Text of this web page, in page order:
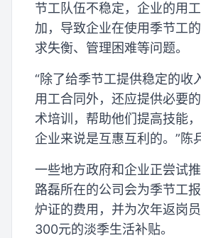
节工队伍不稳定，企业的用
加，导致企业在使用季节工
求失衡、管理困难等问题。
“除了给季节工提供稳定的收
用工合同外，还应提供必要
术培训，帮助他们提高技能
企业来说是互惠互利的。”陈
一些地方政府和企业正尝试推
路磊所在的公司会为季节工
炉证的费用，并为次年返岗
300元的淡季生活补贴。